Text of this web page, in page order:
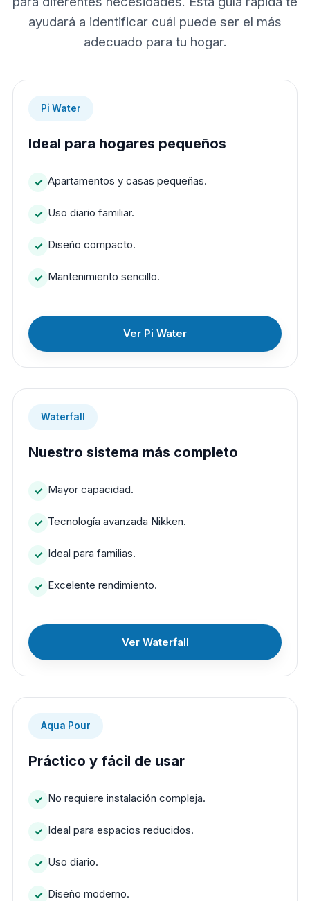
ayudará a identificar cuál puede ser el más
adecuado para tu hogar.
Pi Water
Ideal para hogares pequeños
Apartamentos y casas pequeñas.
Uso diario familiar.
Diseño compacto.
Mantenimiento sencillo.
Ver Pi Water
Waterfall
Nuestro sistema más completo
Mayor capacidad.
Tecnología avanzada Nikken.
Ideal para familias.
Excelente rendimiento.
Ver Waterfall
Aqua Pour
Práctico y fácil de usar
No requiere instalación compleja.
Ideal para espacios reducidos.
Uso diario.
Diseño moderno.